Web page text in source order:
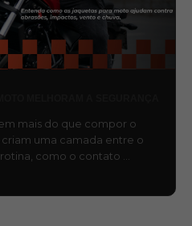
mais do que compor o
uma camada entre o
como o contato …